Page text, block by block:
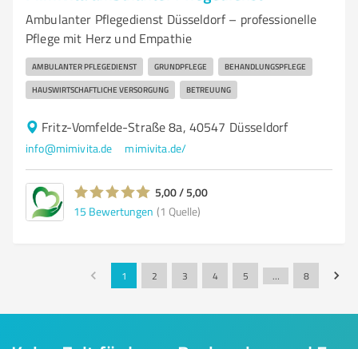
Ambulanter Pflegedienst Düsseldorf – professionelle
Pflege mit Herz und Empathie
AMBULANTER PFLEGEDIENST GRUNDPFLEGE BEHANDLUNGSPFLEGE
HAUSWIRTSCHAFTLICHE VERSORGUNG BETREUUNG
Fritz-Vomfelde-Straße 8a, 40547 Düsseldorf
info@mimivita.de mimivita.de/
5,00 / 5,00
15 Bewertungen (1 Quelle)
1 2 3 4 5 … 8